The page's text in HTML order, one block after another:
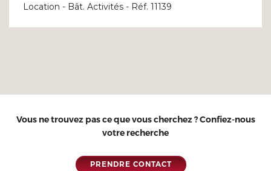
Location - Bât. Activités - Réf. 11139
Vous ne trouvez pas ce que vous cherchez ? Confiez-nous
votre recherche
PRENDRE CONTACT